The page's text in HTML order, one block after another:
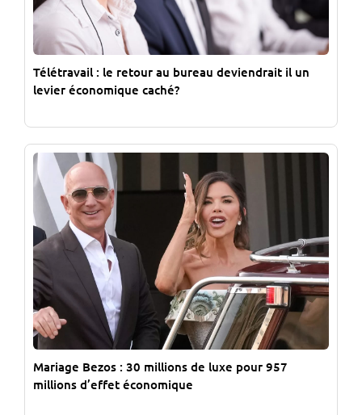
Télétravail : le retour au bureau deviendrait il un
levier économique caché?
Mariage Bezos : 30 millions de luxe pour 957
millions d’effet économique